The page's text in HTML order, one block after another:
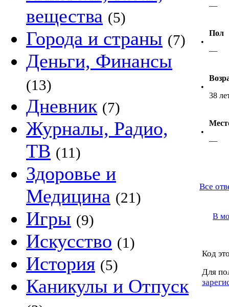
вещества (5)
Города и страны (7)
Деньги, Финансы
(13)
Дневник (7)
Журналы, Радио,
ТВ (11)
Здоровье и
Медицина (21)
Игры (9)
Искусство (1)
История (5)
Каникулы и Отпуск
—
•
Пол
—
•
38
•
—
Все
В
Код
Для